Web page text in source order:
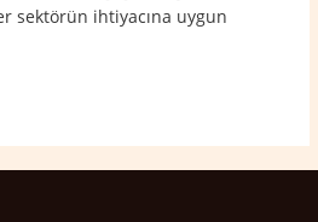
sektörün ihtiyacına uygun